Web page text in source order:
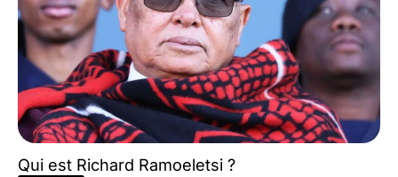
Qui est Richard Ramoeletsi ?